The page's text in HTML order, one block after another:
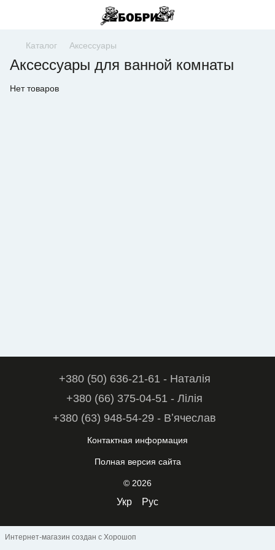
Каталог Аксессуары
Аксессуары для ванной комнаты
Нет товаров
+380 (50) 636-21-61 - Наталія
+380 (66) 375-04-51 - Лілія
+380 (63) 948-54-29 - Вʼячеслав
Контактная информация
Полная версия сайта
© 2026
Укр Рус
Интернет-магазин создан с Хорошоп